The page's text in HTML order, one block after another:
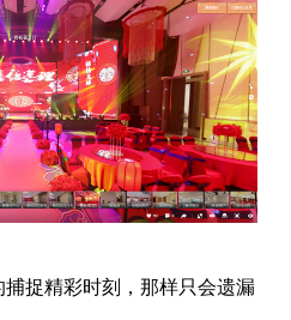
捉精彩时刻，那样只会遗漏